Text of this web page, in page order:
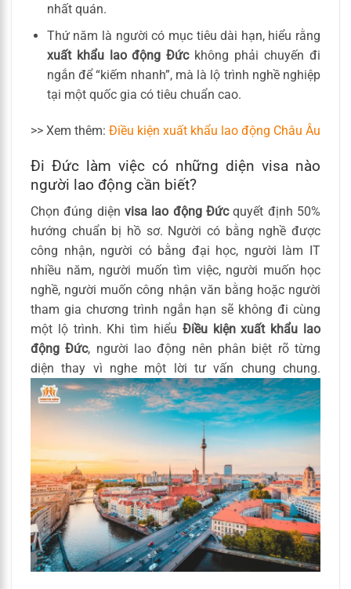
nhất quán.
Thứ năm là người có mục tiêu dài hạn, hiểu rằng
xuất khẩu lao động Đứckhông phải chuyến đi
ngắn để “kiếm nhanh”, mà là lộ trình nghề nghiệp
tại một quốc gia có tiêu chuẩn cao.
>> Xem thêm: Điều kiện xuất khẩu lao động Châu Âu
Đi Đức làm việc có những diện visa nào
người lao động cần biết?
Chọn đúng diện visa lao động Đứcquyết định 50%
hướng chuẩn bị hồ sơ. Người có bằng nghề được
công nhận, người có bằng đại học, người làm IT
nhiều năm, người muốn tìm việc, người muốn học
nghề, người muốn công nhận văn bằng hoặc người
tham gia chương trình ngắn hạn sẽ không đi cùng
một lộ trình. Khi tìm hiểu Điều kiện xuất khẩu lao
động Đức, người lao động nên phân biệt rõ từng
diện thay vì nghe một lời tư vấn chung chung.